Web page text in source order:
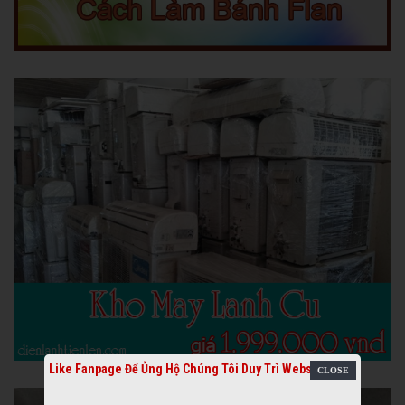
Like Fanpage Để Ủng Hộ Chúng Tôi Duy Trì Website